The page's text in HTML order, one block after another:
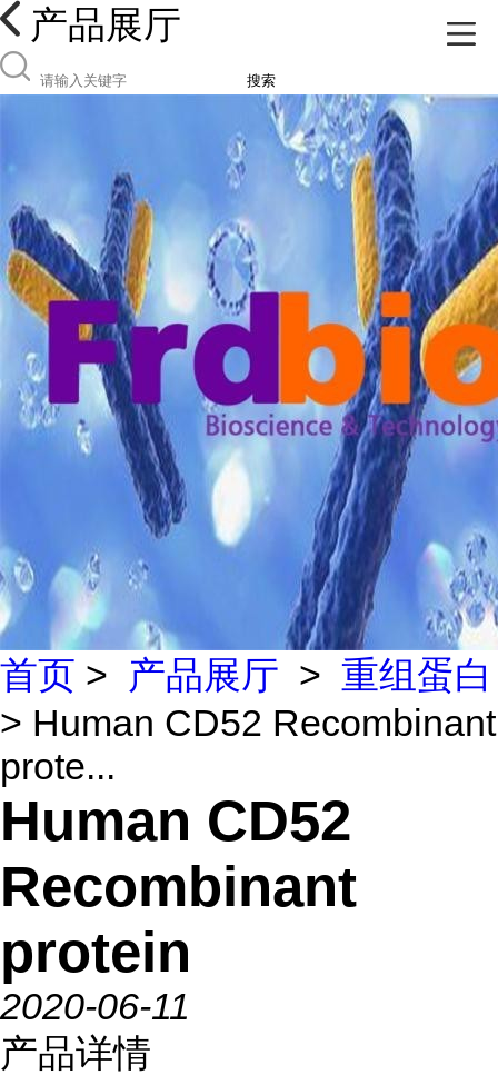
产品展厅
搜索
首页 > 产品展厅 > 重组蛋白
> Human CD52 Recombinant
prote...
Human CD52
Recombinant
protein
2020-06-11
产品详情